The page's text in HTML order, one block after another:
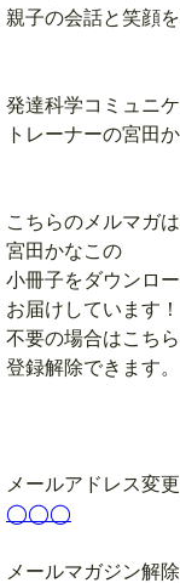
親子の会話と笑顔を
発達科学コミュニ
トレーナーの宮田
こちらのメルマガ
宮田かなこの
小冊子をダウンロ
お届けしています！
不要の場合はこち
登録解除できます。
メールアドレス変
◯◯◯
メールマガジン解